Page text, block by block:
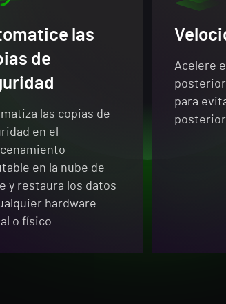
las
de
las copias de
en el
en la nube de
y restaura los datos
hardware
o físico
Acelere
posterior
para